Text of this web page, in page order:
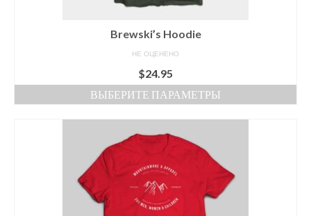
Brewski’s Hoodie
НЕ ОЦЕНЕНО
$24.95
ВЫБЕРИТЕ ПАРАМЕТРЫ
имеет
несколько
вариаций.
Опции
можно
выбрать